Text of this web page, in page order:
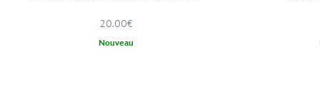
20.00€
Nouveau